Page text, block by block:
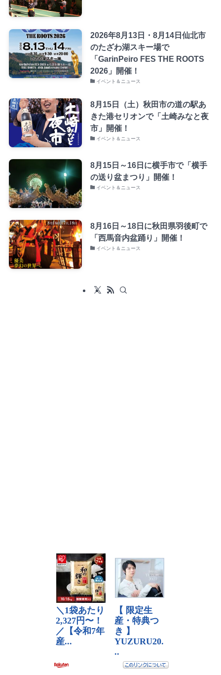
2026年8月13日・8月14日仙北市
のたざわ湖スキー場で
「GarinPeiro FES THE ROOTS
2026」開催！
イベント＆ニュース
8月15日（土）秋田市の道の駅あ
きた港セリオンで「土崎みなと夜
市」開催！
イベント＆ニュース
8月15日～16日に横手市で「横手
の送り盆まつり」開催！
イベント＆ニュース
8月16日～18日に秋田県羽後町で
「西馬音内盆踊り」開催！
イベント＆ニュース